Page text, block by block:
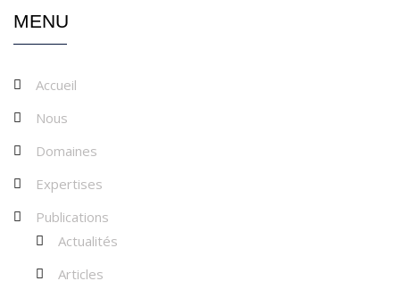
MENU
Accueil
Nous
Domaines
Expertises
Publications
Actualités
Articles